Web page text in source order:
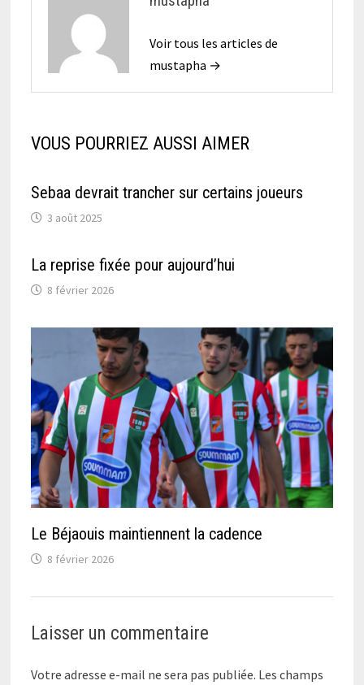
Voir tous les articles de
mustapha →
VOUS POURRIEZ AUSSI AIMER
Sebaa devrait trancher sur certains joueurs
3 août 2025
La reprise fixée pour aujourd’hui
8 février 2026
Le Béjaouis maintiennent la cadence
8 février 2026
Laisser un commentaire
Votre adresse e-mail ne sera pas publiée. Les champs